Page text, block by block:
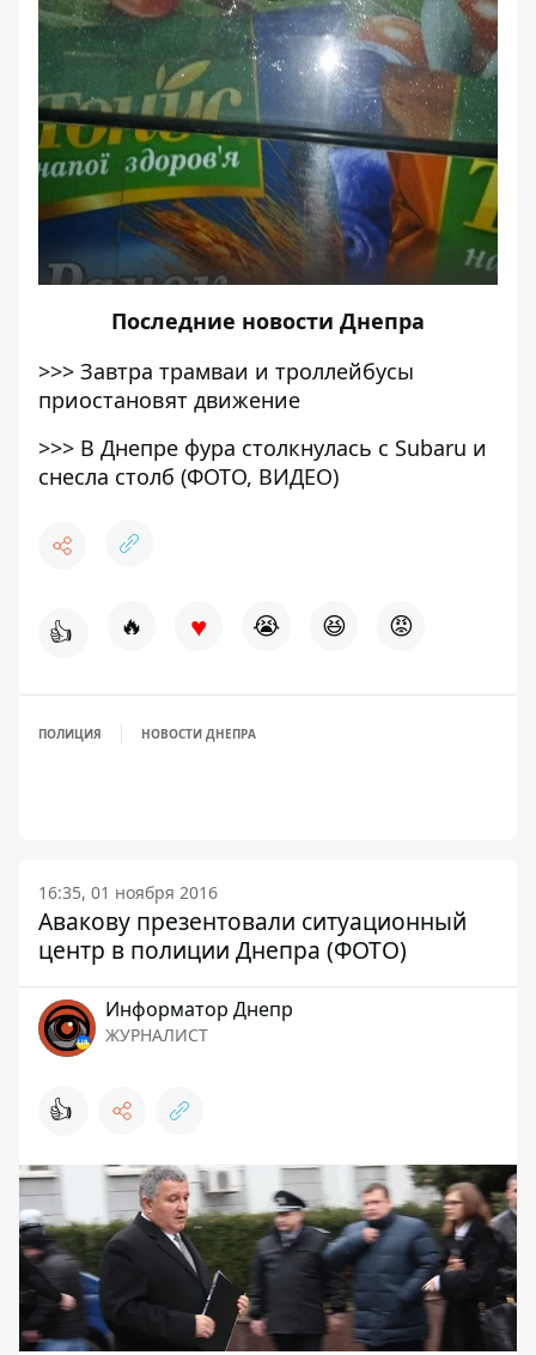
Последние новости Днепра
>>> Завтра трамваи и троллейбусы
приостановят движение
>>> В Днепре фура столкнулась с Subaru и
снесла столб (ФОТО, ВИДЕО)
👍 🔥 ♥ 😭 😆 😡
ПОЛИЦИЯ НОВОСТИ ДНЕПРА
16:35, 01 ноября 2016
Авакову презентовали ситуационный
центр в полиции Днепра (ФОТО)
Информатор Днепр
ЖУРНАЛИСТ
👍